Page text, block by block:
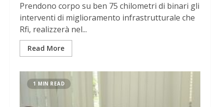
Prendono corpo su ben 75 chilometri di binari gli
interventi di miglioramento infrastrutturale che
Rfi, realizzerà nel...
Read More
1 MIN READ